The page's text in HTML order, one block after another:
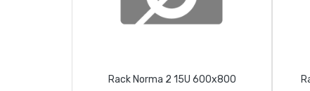
geral@luxivo.pt
Rack Norma 2 15U 600x800